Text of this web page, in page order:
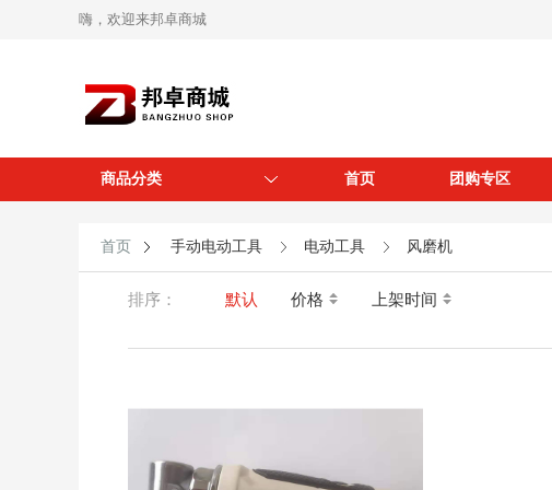
嗨，欢迎来邦卓商城
商品分类 首页 团购专区
首页 手动电动工具 电动工具 风磨机
排序： 默认 价格 上架时间